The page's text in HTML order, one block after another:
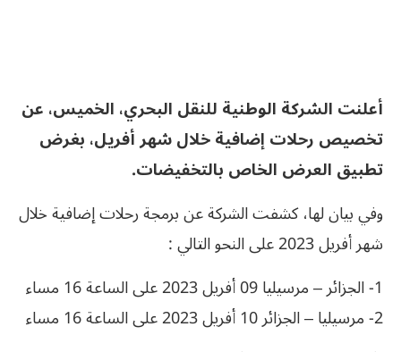
أعلنت الشركة الوطنية للنقل البحري، الخميس، عن
تخصيص رحلات إضافية خلال شهر أفريل، بغرض
تطبيق العرض الخاص بالتخفيضات.
وفي بيان لها، كشفت الشركة عن برمجة رحلات إضافية خلال
شهر أفريل 2023 على النحو التالي :
1- الجزائر – مرسيليا 09 أفريل 2023 على الساعة 16 مساء
2- مرسيليا – الجزائر 10 أفريل 2023 على الساعة 16 مساء